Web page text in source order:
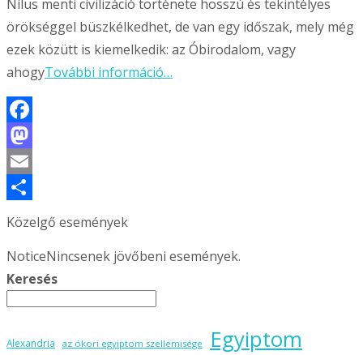
Nílus menti civilizáció története hosszú és tekintélyes
örökséggel büszkélkedhet, de van egy időszak, mely még
ezek közütt is kiemelkedik: az Óbirodalom, vagy
ahogyTovábbi információ…
Facebook
Mastodon
Email
Ossza
Közelgő események
NoticeNincsenek jövőbeni események.
Keresés
Alexandria az ókori egyiptom szellemisége Egyiptom